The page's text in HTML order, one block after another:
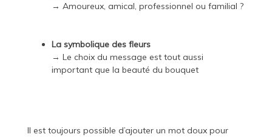
→ Amoureux, amical, professionnel ou familial ?
La symbolique des fleurs
→ Le choix du message est tout aussi
important que la beauté du bouquet
Il est toujours possible d’ajouter un mot doux pour